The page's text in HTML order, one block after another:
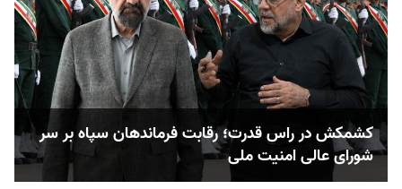
کشمکش در راس قدرت؛ رقابت فرماندهان سپاه بر سر
شورای عالی امنیت ملی